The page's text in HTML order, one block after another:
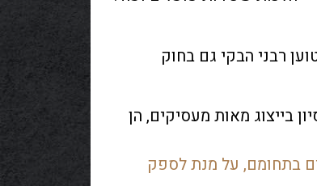
בייצוג בפני בית הדין הרבני
התקופה המורכבת והרגישה
רבני הבקי גם בחוק
בייצוג מאות מעסיקים, הן
בתחומם, על מנת לספק